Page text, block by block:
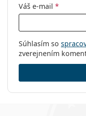
Váš e-mail *
Súhlasím so
zverejnením